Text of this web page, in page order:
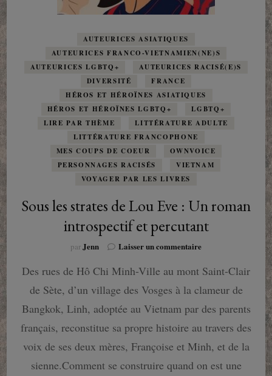
AUTEURICES ASIATIQUES
AUTEURICES FRANCO-VIETNAMIEN(NE)S
AUTEURICES LGBTQ+
AUTEURICES RACISÉ(E)S
DIVERSITÉ
FRANCE
HÉROS ET HÉROÏNES ASIATIQUES
HÉROS ET HÉROÏNES LGBTQ+
LGBTQ+
LIRE PAR THÈME
LITTÉRATURE ADULTE
LITTÉRATURE FRANCOPHONE
MES COUPS DE COEUR
OWNVOICE
PERSONNAGES RACISÉS
VIETNAM
VOYAGER PAR LES LIVRES
Sous les strates de Lou Eve : Un roman
introspectif et percutant
parJenn Laisser un commentairesur
les
de
Lou
:
Un
roman
introspectif
Des rues de Hô Chi Minh-Ville au mont Saint-Clair
de Sète, d’un village des Vosges à la clameur de
Bangkok, Linh, adoptée au Vietnam par des parents
français, reconstitue sa propre histoire au travers des
voix de ses deux mères, Françoise et Minh, et de la
sienne.Comment se construire quand on est une